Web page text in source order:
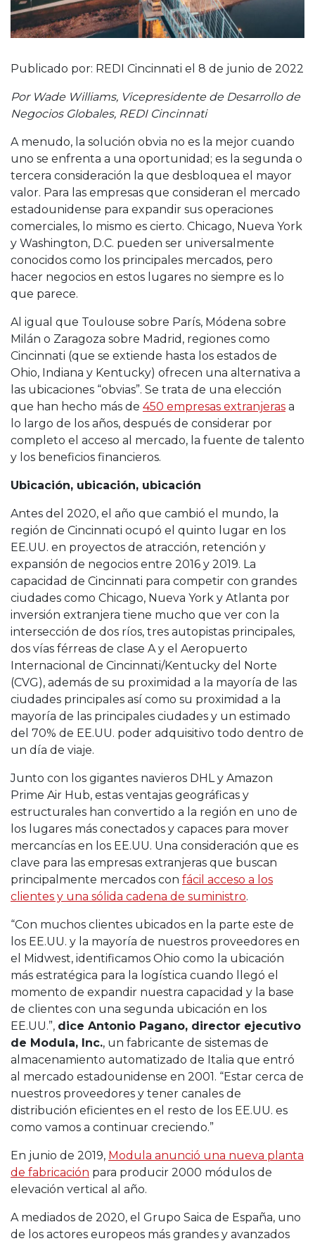
Publicado por: REDI Cincinnati el 8 de junio de 2022
Por Wade Williams, Vicepresidente de Desarrollo de
Negocios Globales, REDI Cincinnati
A menudo, la solución obvia no es la mejor cuando
uno se enfrenta a una oportunidad; es la segunda o
tercera consideración la que desbloquea el mayor
valor. Para las empresas que consideran el mercado
estadounidense para expandir sus operaciones
comerciales, lo mismo es cierto. Chicago, Nueva York
y Washington, D.C. pueden ser universalmente
conocidos como los principales mercados, pero
hacer negocios en estos lugares no siempre es lo
que parece.
Al igual que Toulouse sobre París, Módena sobre
Milán o Zaragoza sobre Madrid, regiones como
Cincinnati (que se extiende hasta los estados de
Ohio, Indiana y Kentucky) ofrecen una alternativa a
las ubicaciones “obvias”. Se trata de una elección
que han hecho más de 450 empresas extranjeras a
lo largo de los años, después de considerar por
completo el acceso al mercado, la fuente de talento
y los beneficios financieros.
Ubicación, ubicación, ubicación
Antes del 2020, el año que cambió el mundo, la
región de Cincinnati ocupó el quinto lugar en los
EE.UU. en proyectos de atracción, retención y
expansión de negocios entre 2016 y 2019. La
capacidad de Cincinnati para competir con grandes
ciudades como Chicago, Nueva York y Atlanta por
inversión extranjera tiene mucho que ver con la
intersección de dos ríos, tres autopistas principales,
dos vías férreas de clase A y el Aeropuerto
Internacional de Cincinnati/Kentucky del Norte
(CVG), además de su proximidad a la mayoría de las
ciudades principales así como su proximidad a la
mayoría de las principales ciudades y un estimado
del 70% de EE.UU. poder adquisitivo todo dentro de
un día de viaje.
Junto con los gigantes navieros DHL y Amazon
Prime Air Hub, estas ventajas geográficas y
estructurales han convertido a la región en uno de
los lugares más conectados y capaces para mover
mercancías en los EE.UU. Una consideración que es
clave para las empresas extranjeras que buscan
principalmente mercados con fácil acceso a los
clientes y una sólida cadena de suministro.
“Con muchos clientes ubicados en la parte este de
los EE.UU. y la mayoría de nuestros proveedores en
el Midwest, identificamos Ohio como la ubicación
más estratégica para la logística cuando llegó el
momento de expandir nuestra capacidad y la base
de clientes con una segunda ubicación en los
EE.UU.”, dice Antonio Pagano, director ejecutivo
de Modula, Inc., un fabricante de sistemas de
almacenamiento automatizado de Italia que entró
al mercado estadounidense en 2001. “Estar cerca de
nuestros proveedores y tener canales de
distribución eficientes en el resto de los EE.UU. es
como vamos a continuar creciendo.”
En junio de 2019, Modula anunció una nueva planta
de fabricación para producir 2000 módulos de
elevación vertical al año.
A mediados de 2020, el Grupo Saica de España, uno
de los actores europeos más grandes y avanzados